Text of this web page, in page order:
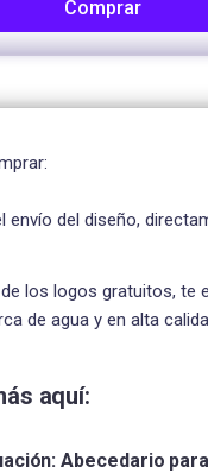
Comprar
envío del diseño,
los logos gratuitos, te
de agua y en alta
aquí:
Abecedario